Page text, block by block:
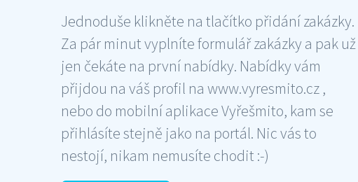
Jednoduše klikněte na tlačítko přidání zakázky.
Za pár minut vyplníte formulář zakázky a pak už
jen čekáte na první nabídky. Nabídky vám
přijdou na váš profil na www.vyresmito.cz ,
nebo do mobilní aplikace Vyřešmito, kam se
přihlásíte stejně jako na portál. Nic vás to
nestojí, nikam nemusíte chodit :-)